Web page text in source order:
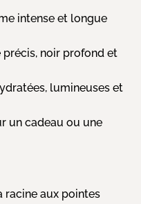
intense et longue
précis, noir profond et
lumineuses et
un cadeau ou une
racine aux pointes